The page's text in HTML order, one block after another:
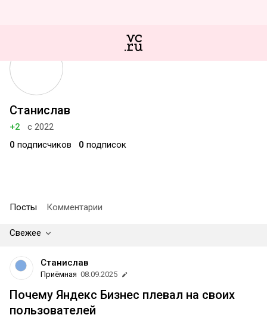
Станислав
+2
с 2022
0 подписчиков 0 подписок
Посты Комментарии
Свежее
Станислав
Приёмная 08.09.2025
Почему Яндекс Бизнес плевал на своих
пользователей